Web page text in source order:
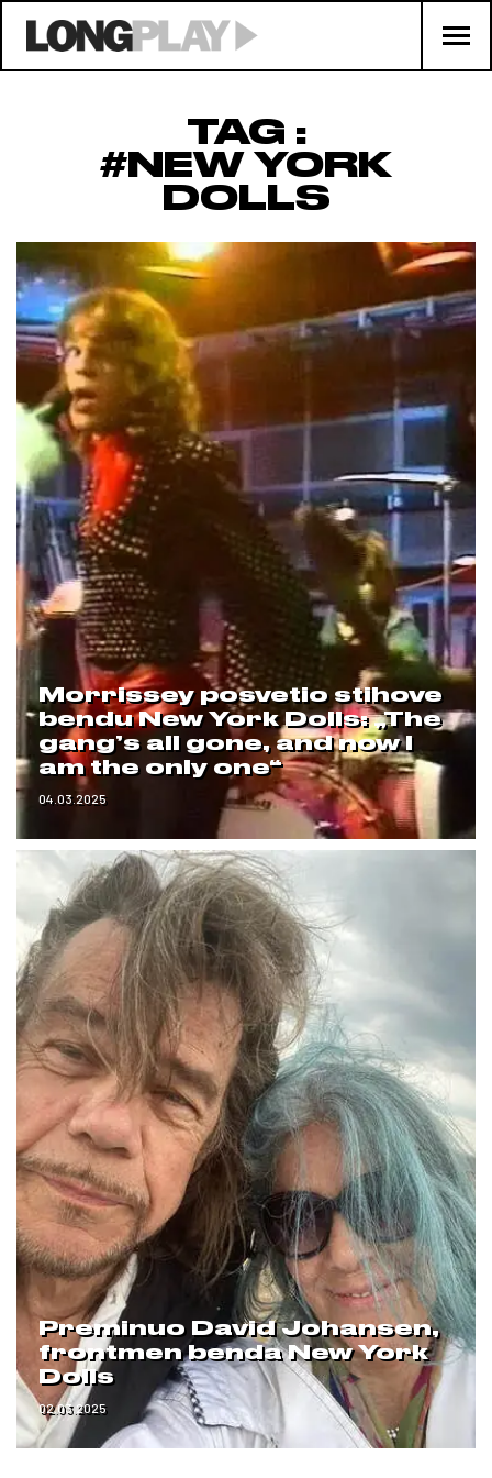
TAG :
#NEW YORK
DOLLS
Morrissey posvetio stihove
bendu New York Dolls: „The
gang’s all gone, and now I
am the only one“
04.03.2025
Preminuo David Johansen,
frontmen benda New York
Dolls
02.03.2025